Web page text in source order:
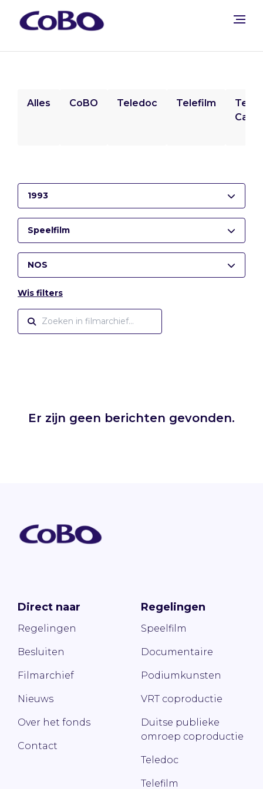
Alles CoBO Teledoc Telefilm
1993
Speelfilm
NOS
Wis filters
Er zijn geen berichten gevonden.
Direct naar
Regelingen
Besluiten
Filmarchief
Nieuws
Over het fonds
Contact
Regelingen
Speelfilm
Documentaire
Podiumkunsten
VRT coproductie
Duitse publieke
omroep coproductie
Teledoc
Telefilm